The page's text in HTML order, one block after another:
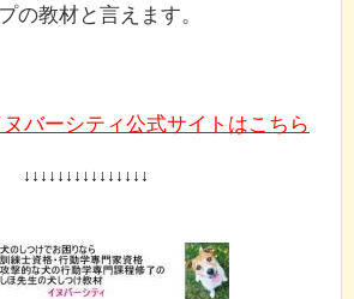
の教材と言えます。
バーシティ公式サイトはこちら
↓↓↓↓↓↓↓↓↓↓↓↓↓↓↓